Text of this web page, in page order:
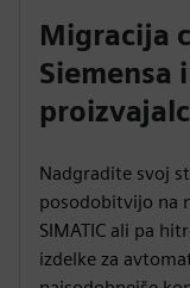
Migracija
Siemensa
Nadgradite svoj
posodobitvijo na
SIMATIC ali pa
izdelke za